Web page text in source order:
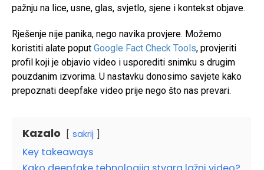
pažnju na lice, usne, glas, svjetlo, sjene i kontekst objave.
Rješenje nije panika, nego navika provjere. Možemo
koristiti alate poput Google Fact Check Tools, provjeriti
profil koji je objavio video i usporediti snimku s drugim
pouzdanim izvorima. U nastavku donosimo savjete kako
prepoznati deepfake video prije nego što nas prevari.
Kazalo sakrij
Key takeaways